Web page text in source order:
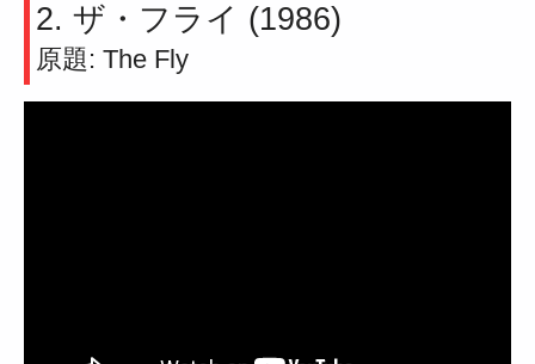
2. ザ・フライ (1986)
原題: The Fly